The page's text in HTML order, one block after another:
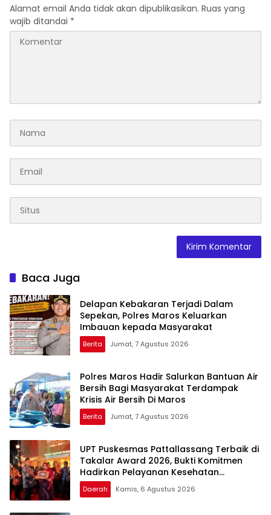
Melalui Malam Apresiasi
dan Inovasi Award 2026
Berprestasi
Alamat email Anda tidak akan dipublikasikan. Ruas yang
wajib ditandai *
Baca Juga
Delapan Kebakaran Terjadi Dalam
Sepekan, Polres Maros Keluarkan
Imbauan kepada Masyarakat
Berita Jumat, 7 Agustus 2026
Polres Maros Hadir Salurkan Bantuan Air
Bersih Bagi Masyarakat Terdampak
Krisis Air Bersih Di Maros
Berita Jumat, 7 Agustus 2026
UPT Puskesmas Pattallassang Terbaik di
Takalar Award 2026, Bukti Komitmen
Hadirkan Pelayanan Kesehatan
Berkualitas
Daerah Kamis, 6 Agustus 2026